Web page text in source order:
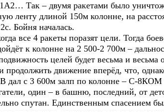
Так – двумя ракетами было
ленту длиной 150м колонне, на
Бойня началась.
все 4 ракеты поразят цели. Тогда
к колонне на 2 500-2 700м –
целей будет весьма и весьма
продолжить движение вперёд, что,
дал с 3 600м залп по колонне – С-
один – в башню, последний, от
спутан. Единственным спасением